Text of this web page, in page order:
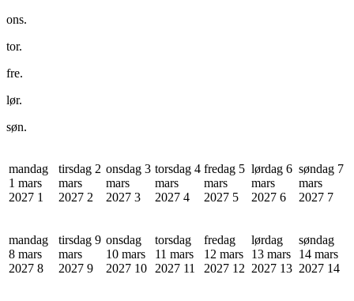
ons.
tor.
fre.
lør.
søn.
mandag
1 mars
2027 1
tirsdag 2
mars
2027 2
onsdag 3
mars
2027 3
torsdag 4
mars
2027 4
fredag 5
mars
2027 5
lørdag 6
mars
2027 6
søndag 7
mars
2027 7
mandag
8 mars
2027 8
tirsdag 9
mars
2027 9
onsdag
10 mars
2027 10
torsdag
11 mars
2027 11
fredag
12 mars
2027 12
lørdag
13 mars
2027 13
søndag
14 mars
2027 14